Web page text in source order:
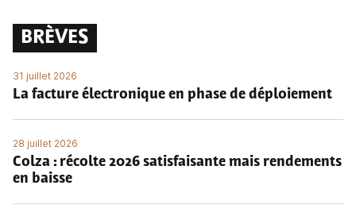
BRÈVES
31 juillet 2026
La facture électronique en phase de déploiement
28 juillet 2026
Colza : récolte 2026 satisfaisante mais rendements
en baisse